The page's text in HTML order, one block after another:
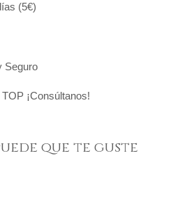
(5€)
Seguro
¡Consúltanos!
que te guste